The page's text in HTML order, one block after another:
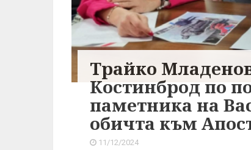
Трайко
Костинброд по
паметника на
обичта към
11/12/2024